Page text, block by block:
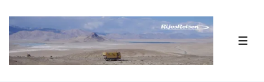
Zum
Inhalt